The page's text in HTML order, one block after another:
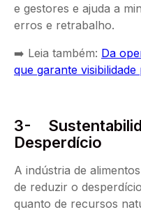
e gestores e ajuda a
erros e retrabalho.
➡️ Leia também: Da
que garante visibilidade
3-
Desperdício
A indústria de
de reduzir o
quanto de recursos